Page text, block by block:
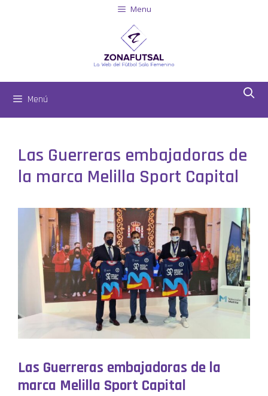
Menu
Menú
Las Guerreras embajadoras de
la marca Melilla Sport Capital
Las Guerreras embajadoras de la
marca Melilla Sport Capital